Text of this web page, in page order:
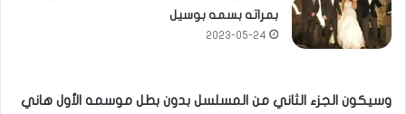
بمراته بسمه بوسيل
2023-05-24
وسيكون الجزء الثاني من المسلسل بدون بطل موسمه الأول هاني